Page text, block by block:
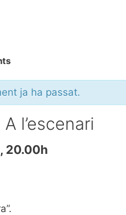
ja ha passat.
l’escenari
20.00h